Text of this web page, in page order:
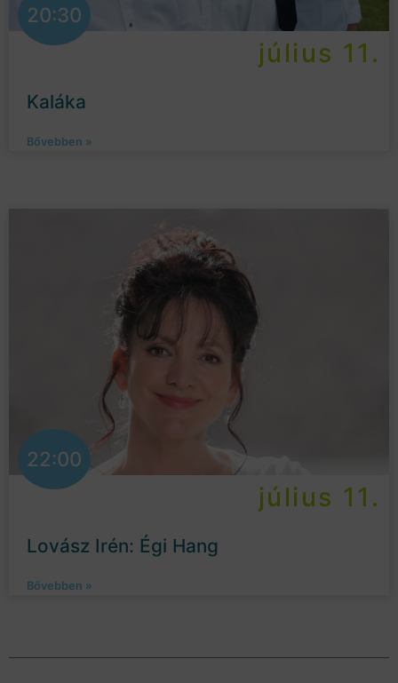
20:30
július 11.
Kaláka
Bővebben »
22:00
július 11.
Lovász Irén: Égi Hang
Bővebben »